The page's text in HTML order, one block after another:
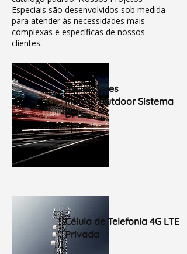
Especiais são desenvolvidos sob medida
para atender às necessidades mais
complexas e específicas de nossos
clientes.
Repetidores
Indoor/Outdoor Sistema
D.A.S.
Célula de Telefonia 4G LTE
Privada